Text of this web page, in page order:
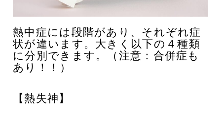
熱中症には段階があり、それぞれ症
状が違います。 大きく以下の４種類
に分別できます。（注意：合併症も
あり！！）
【熱失神】